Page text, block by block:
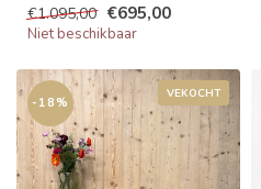
€1.095,00 €695,00
Niet beschikbaar
VEKOCHT
-18%